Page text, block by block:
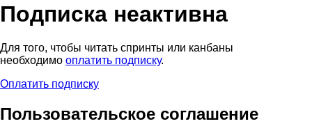
Подписка неактивна
Для того, чтобы читать спринты или канбаны
необходимо оплатить подписку.
Оплатить подписку
Пользовательское соглашение